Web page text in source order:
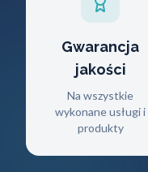
Gwarancja
jakości
Na wszystkie
wykonane usługi i
produkty